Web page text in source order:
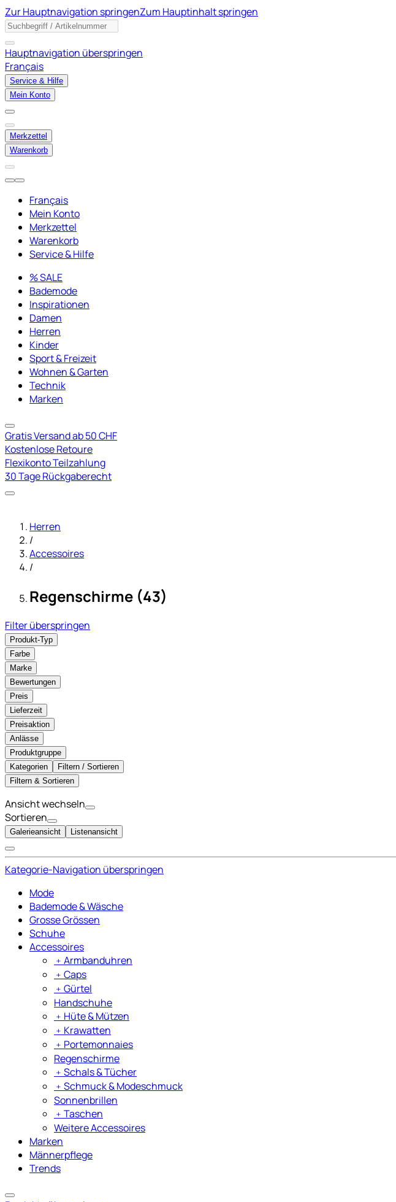
Zur Hauptnavigation springenZum Hauptinhalt springen
Hauptnavigation überspringen
Français
Service & Hilfe
Mein Konto
Merkzettel
Warenkorb
Français
Mein Konto
Merkzettel
Warenkorb
Service & Hilfe
% SALE
Bademode
Inspirationen
Damen
Herren
Kinder
Sport & Freizeit
Wohnen & Garten
Technik
Marken
Gratis Versand ab 50 CHF
Kostenlose Retoure
Flexikonto Teilzahlung
30 Tage Rückgaberecht
Herren
/
Accessoires
/
Regenschirme (43)
Filter überspringen
Produkt-Typ
Farbe
Marke
Bewertungen
Preis
Lieferzeit
Preisaktion
Anlässe
Produktgruppe
Kategorien
Filtern / Sortieren
Filtern & Sortieren
Ansicht wechseln
Sortieren
Galerieansicht Listenansicht
Kategorie-Navigation überspringen
Mode
Bademode & Wäsche
Grosse Grössen
Schuhe
Accessoires
﹢ Armbanduhren
﹢ Caps
﹢ Gürtel
Handschuhe
﹢ Hüte & Mützen
﹢ Krawatten
﹢ Portemonnaies
Regenschirme
﹢ Schals & Tücher
﹢ Schmuck & Modeschmuck
Sonnenbrillen
﹢ Taschen
Weitere Accessoires
Marken
Männerpflege
Trends